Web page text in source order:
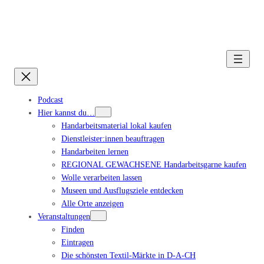
Podcast
Hier kannst du…
Handarbeitsmaterial lokal kaufen
Dienstleister:innen beauftragen
Handarbeiten lernen
REGIONAL GEWACHSENE Handarbeitsgarne kaufen
Wolle verarbeiten lassen
Museen und Ausflugsziele entdecken
Alle Orte anzeigen
Veranstaltungen
Finden
Eintragen
Die schönsten Textil-Märkte in D-A-CH